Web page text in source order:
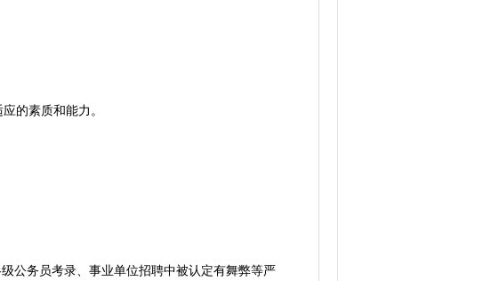
的素质和能力。
务员考录、事业单位招聘中被认定有舞弊等严